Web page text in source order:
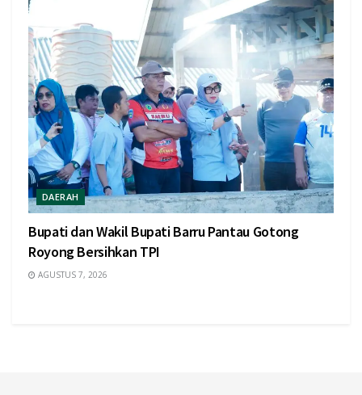
DAERAH
Bupati dan Wakil Bupati Barru Pantau Gotong
Royong Bersihkan TPI
AGUSTUS 7, 2026